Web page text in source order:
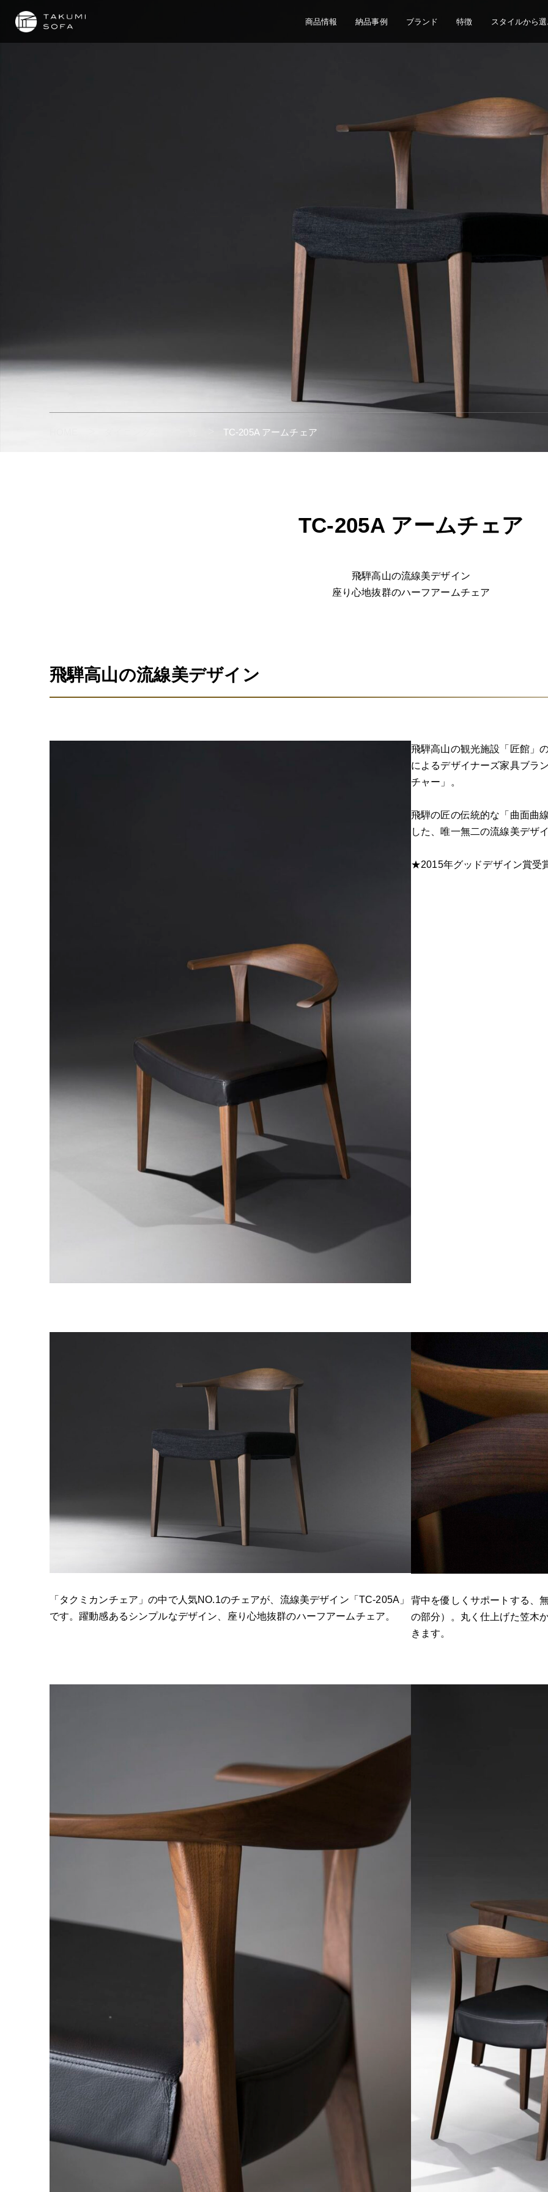
商品情報 納品事例 ブランド 特徴 スタイルから
TC-205A アームチェア
TC-205A アームチェア
飛騨高山の流線美デザイン
座り心地抜群のハーフアームチェア
飛騨高山の流線美デザイン
飛騨高山の観光施設「匠館」
によるデザイナーズ家具ブラ
チャー」。
飛騨の匠の伝統的な「曲面曲
した、唯一無二の流線美デザイ
★2015年グッドデザイン賞受
「タクミカンチェア」の中で人気NO.1のチェアが、流線美デザイン「TC-205A」
です。躍動感あるシンプルなデザイン、座り心地抜群のハーフアームチェア。
背中を優しくサポートする、
の部分）。丸く仕上げた笠木
きます。